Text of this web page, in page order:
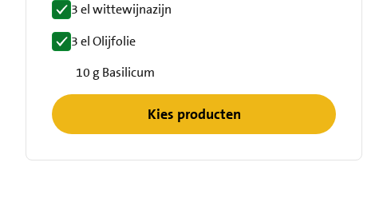
3 el wittewijnazijn
3 el Olijfolie
10 g Basilicum
Kies producten